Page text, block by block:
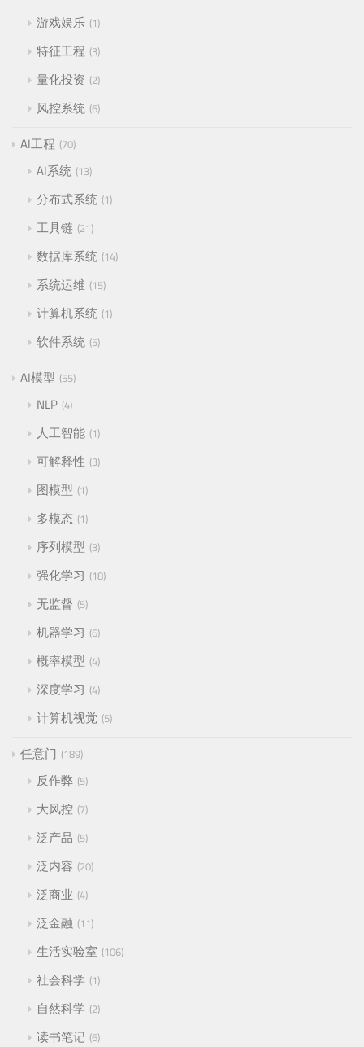
游戏娱乐 1
特征工程 3
量化投资 2
风控系统 6
AI工程 70
AI系统 13
分布式系统 1
工具链 21
数据库系统 14
系统运维 15
计算机系统 1
软件系统 5
AI模型 55
NLP 4
人工智能 1
可解释性 3
图模型 1
多模态 1
序列模型 3
强化学习 18
无监督 5
机器学习 6
概率模型 4
深度学习 4
计算机视觉 5
任意门 189
反作弊 5
大风控 7
泛产品 5
泛内容 20
泛商业 4
泛金融 11
生活实验室 106
社会科学 1
自然科学 2
读书笔记 6